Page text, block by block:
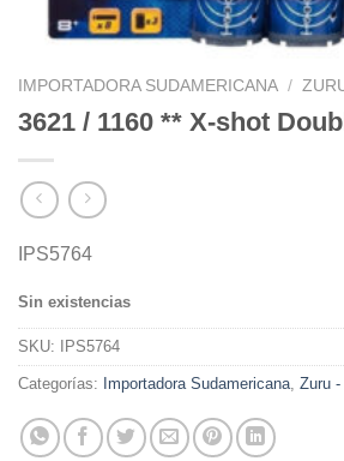
IMPORTADORA SUDAMERICANA /
3621 / 1160 ** X-shot
IPS5764
Sin existencias
SKU: IPS5764
Categorías: Importadora Sudamericana, Zuru -